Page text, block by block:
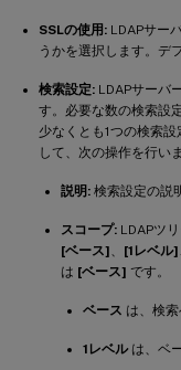
SSLの使用: LDAPサー
うかを選択します。デ
検索設定: LDAPサーバ
す。必要な数の検索設
少なくとも1つの検索設
して、次の操作を行いま
説明: 検索設定の説
スコープ: LDAPツ
[ベース]
[1レベル]
は [ベース] です。
ベース は、検
1レベルは、ベ